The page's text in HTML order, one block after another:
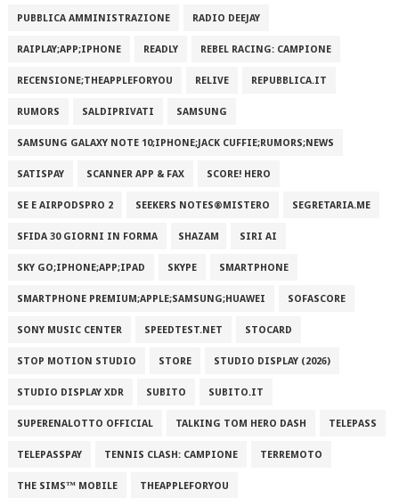
PUBBLICA AMMINISTRAZIONE RADIO DEEJAY
RAIPLAY;APP;IPHONE READLY REBEL RACING: CAMPIONE
RECENSIONE;THEAPPLEFORYOU RELIVE REPUBBLICA.IT
RUMORS SALDIPRIVATI SAMSUNG
SAMSUNG GALAXY NOTE 10;IPHONE;JACK CUFFIE;RUMORS;NEWS
SATISPAY SCANNER APP & FAX SCORE! HERO
SE E AIRPODSPRO 2 SEEKERS NOTES®MISTERO SEGRETARIA.ME
SFIDA 30 GIORNI IN FORMA SHAZAM SIRI AI
SKY GO;IPHONE;APP;IPAD SKYPE SMARTPHONE
SMARTPHONE PREMIUM;APPLE;SAMSUNG;HUAWEI SOFASCORE
SONY MUSIC CENTER SPEEDTEST.NET STOCARD
STOP MOTION STUDIO STORE STUDIO DISPLAY (2026)
STUDIO DISPLAY XDR SUBITO SUBITO.IT
SUPERENALOTTO OFFICIAL TALKING TOM HERO DASH TELEPASS
TELEPASSPAY TENNIS CLASH: CAMPIONE TERREMOTO
THE SIMS™ MOBILE THEAPPLEFORYOU